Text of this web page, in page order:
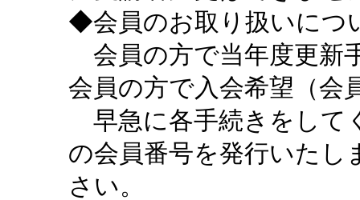
◆会員のお取り扱いにつ
会員の方で当年度更新
会員の方で入会希望（会
早急に各手続きをして
の会員番号を発行いたし
さい。